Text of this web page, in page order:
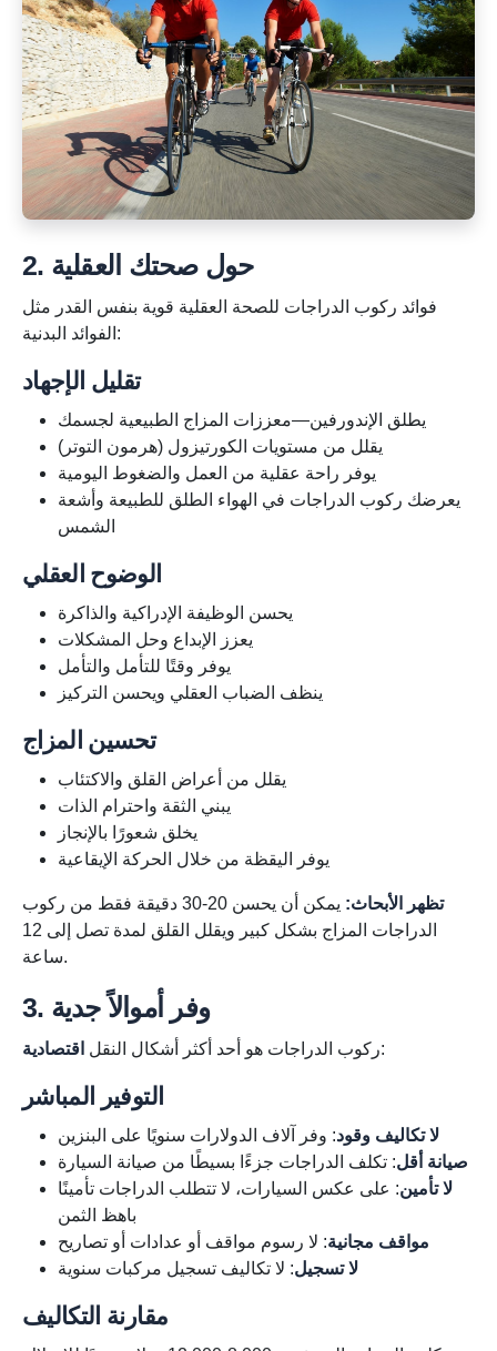
2. حول صحتك العقلية
فوائد ركوب الدراجات للصحة العقلية قوية بنفس القدر مثل
الفوائد البدنية:
تقليل الإجهاد
يطلق الإندورفين—معززات المزاج الطبيعية لجسمك
يقلل من مستويات الكورتيزول (هرمون التوتر)
يوفر راحة عقلية من العمل والضغوط اليومية
يعرضك ركوب الدراجات في الهواء الطلق للطبيعة وأشعة
الشمس
الوضوح العقلي
يحسن الوظيفة الإدراكية والذاكرة
يعزز الإبداع وحل المشكلات
يوفر وقتًا للتأمل والتأمل
ينظف الضباب العقلي ويحسن التركيز
تحسين المزاج
يقلل من أعراض القلق والاكتئاب
يبني الثقة واحترام الذات
يخلق شعورًا بالإنجاز
يوفر اليقظة من خلال الحركة الإيقاعية
تظهر الأبحاث:
يمكن أن يحسن 20-30 دقيقة فقط من ركوب
الدراجات المزاج بشكل كبير ويقلل القلق لمدة تصل إلى 12
ساعة.
3. وفر أموالاً جدية
ركوب الدراجات هو أحد أكثر أشكال النقل اقتصادية :
التوفير المباشر
لا تكاليف وقود: وفر آلاف الدولارات سنويًا على البنزين
صيانة أقل: تكلف الدراجات جزءًا بسيطًا من صيانة السيارة
لا تأمين: على عكس السيارات، لا تتطلب الدراجات تأمينًا
باهظ الثمن
مواقف مجانية: لا رسوم مواقف أو عدادات أو تصاريح
لا تسجيل: لا تكاليف تسجيل مركبات سنوية
مقارنة التكاليف